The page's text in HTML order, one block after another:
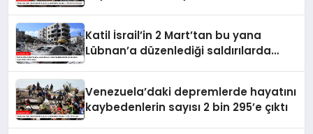
Katil İsrail’in 2 Mart’tan bu yana
Lübnan’a düzenlediği saldırılarda
Venezuela’daki depremlerde hayatını
kaybedenlerin sayısı 2 bin 295’e çıktı